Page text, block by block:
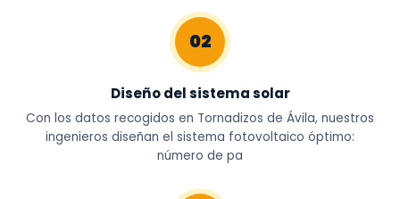
02
Diseño del sistema solar
Con los datos recogidos en Tornadizos de Ávila, nuestros
ingenieros diseñan el sistema fotovoltaico óptimo:
número de pa